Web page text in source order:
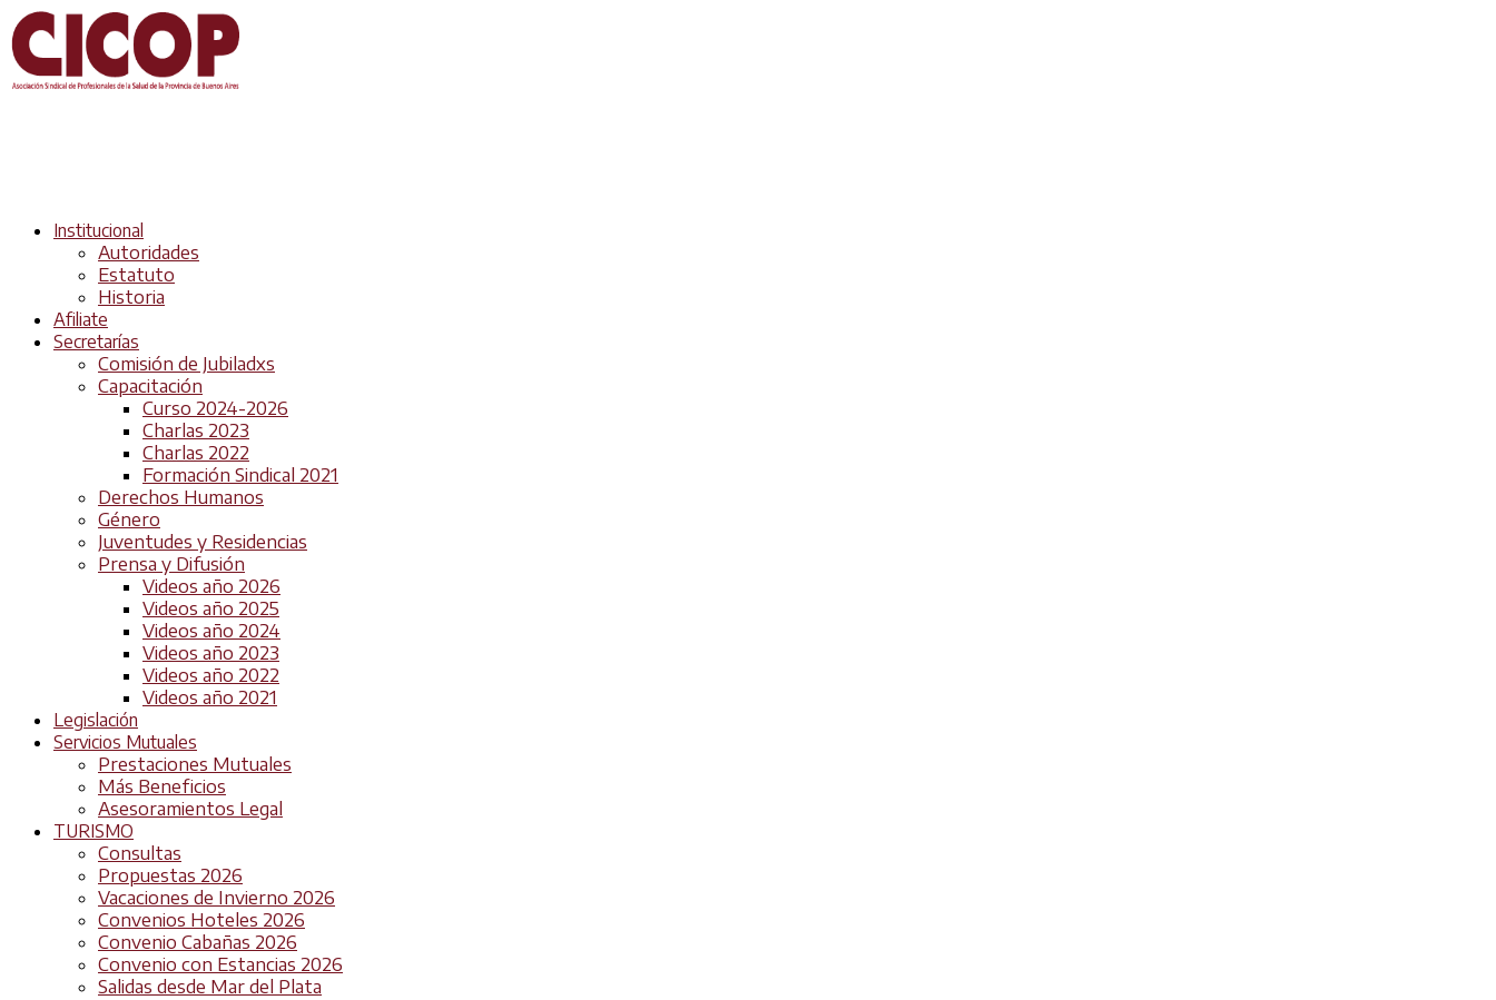
Institucional
Autoridades
Estatuto
Historia
Afiliate
Secretarías
Comisión de Jubiladxs
Capacitación
Curso 2024-2026
Charlas 2023
Charlas 2022
Formación Sindical 2021
Derechos Humanos
Género
Juventudes y Residencias
Prensa y Difusión
Videos año 2026
Videos año 2025
Videos año 2024
Videos año 2023
Videos año 2022
Videos año 2021
Legislación
Servicios Mutuales
Prestaciones Mutuales
Más Beneficios
Asesoramientos Legal
TURISMO
Consultas
Propuestas 2026
Vacaciones de Invierno 2026
Convenios Hoteles 2026
Convenio Cabañas 2026
Convenio con Estancias 2026
Salidas desde Mar del Plata